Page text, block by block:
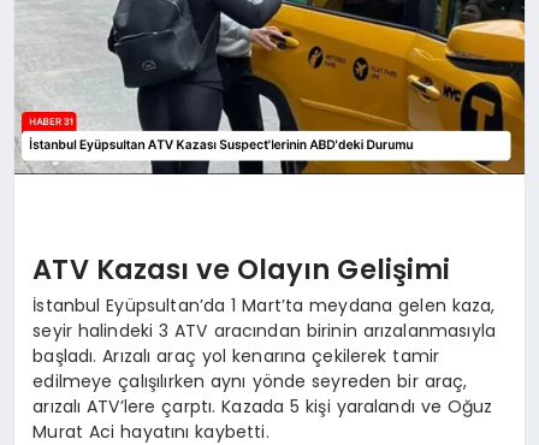
ATV Kazası ve Olayın Gelişimi
İstanbul Eyüpsultan’da 1 Mart’ta meydana gelen kaza,
seyir halindeki 3 ATV aracından birinin arızalanmasıyla
başladı. Arızalı araç yol kenarına çekilerek tamir
edilmeye çalışılırken aynı yönde seyreden bir araç,
arızalı ATV’lere çarptı. Kazada 5 kişi yaralandı ve Oğuz
Murat Aci hayatını kaybetti.